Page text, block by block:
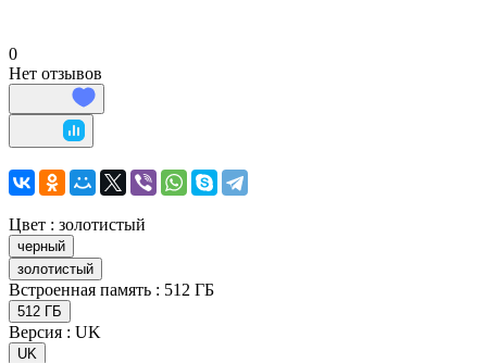
0
Нет отзывов
Цвет : золотистый
черный
золотистый
Встроенная память : 512 ГБ
512 ГБ
Версия : UK
UK